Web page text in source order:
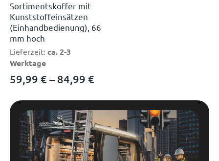
Sortimentskoffer mit
Kunststoffeinsätzen
(Einhandbedienung), 66
mm hoch
Lieferzeit: ca. 2-3
Werktage
59,99 € – 84,99 €